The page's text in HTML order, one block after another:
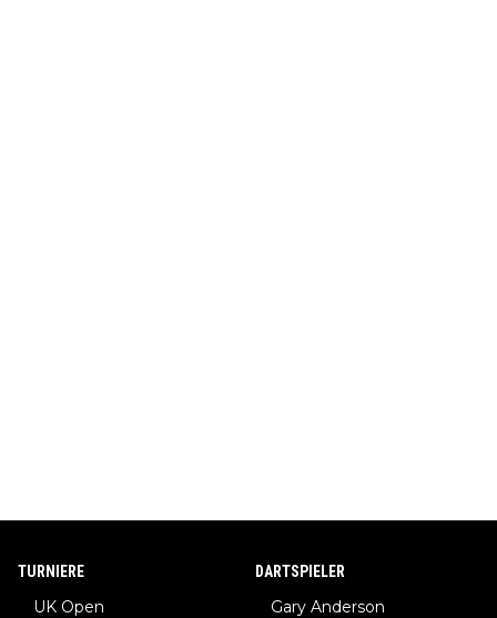
TURNIERE
UK Open
DARTSPIELER
Gary Anderson